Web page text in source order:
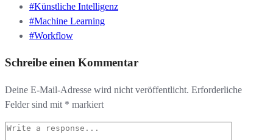
#Künstliche Intelligenz
#Machine Learning
#Workflow
Schreibe einen Kommentar
Deine E-Mail-Adresse wird nicht veröffentlicht. Erforderliche
Felder sind mit * markiert